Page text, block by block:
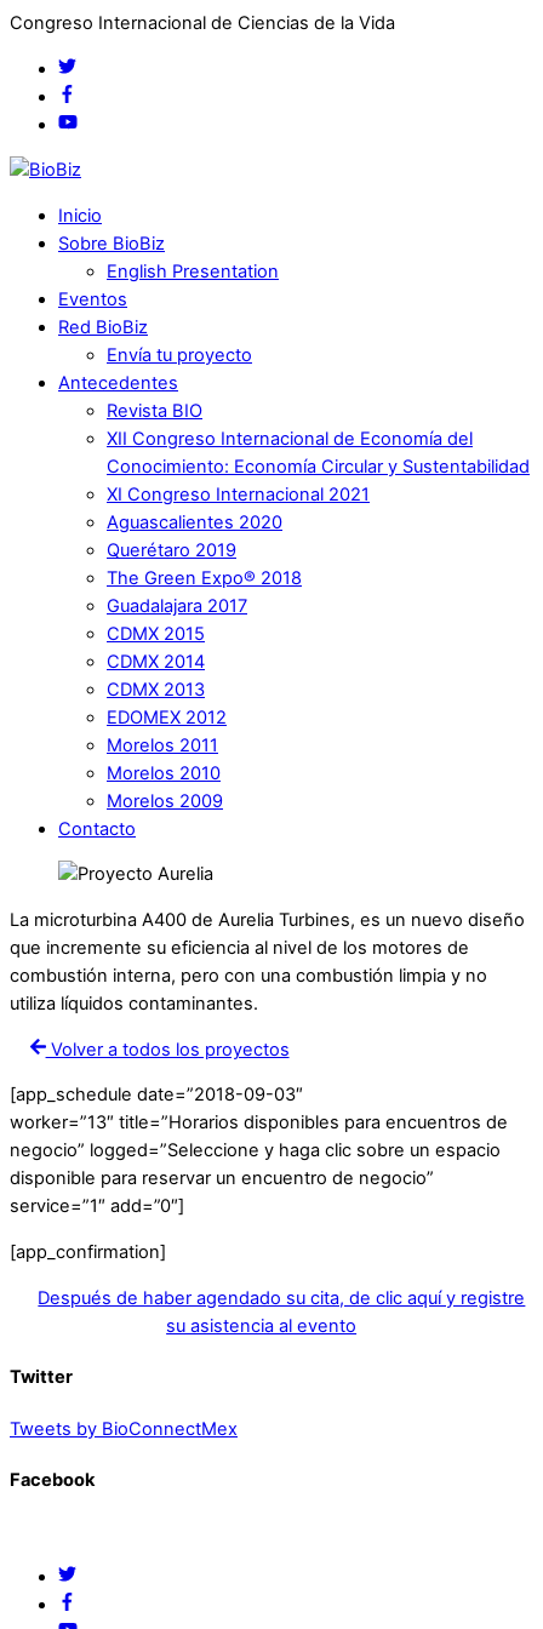
Congreso Internacional de Ciencias de la Vida
Inicio
Sobre BioBiz
English Presentation
Eventos
Red BioBiz
Envía tu proyecto
Antecedentes
Revista BIO
XII Congreso Internacional de Economía del
Conocimiento: Economía Circular y Sustentabilidad
XI Congreso Internacional 2021
Aguascalientes 2020
Querétaro 2019
The Green Expo® 2018
Guadalajara 2017
CDMX 2015
CDMX 2014
CDMX 2013
EDOMEX 2012
Morelos 2011
Morelos 2010
Morelos 2009
Contacto
La microturbina A400 de Aurelia Turbines, es un nuevo diseño
que incremente su eficiencia al nivel de los motores de
combustión interna, pero con una combustión limpia y no
utiliza líquidos contaminantes.
Volver a todos los proyectos
[app_schedule date=”2018-09-03″
worker=”13″ title=”Horarios disponibles para encuentros de
negocio” logged=”Seleccione y haga clic sobre un espacio
disponible para reservar un encuentro de negocio”
service=”1″ add=”0″]
[app_confirmation]
Después de haber agendado su cita, de clic aquí y registre
su asistencia al evento
Twitter
Tweets by BioConnectMex
Facebook